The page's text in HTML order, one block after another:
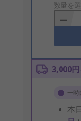
to
Basket
数量を
3,000
一時
本